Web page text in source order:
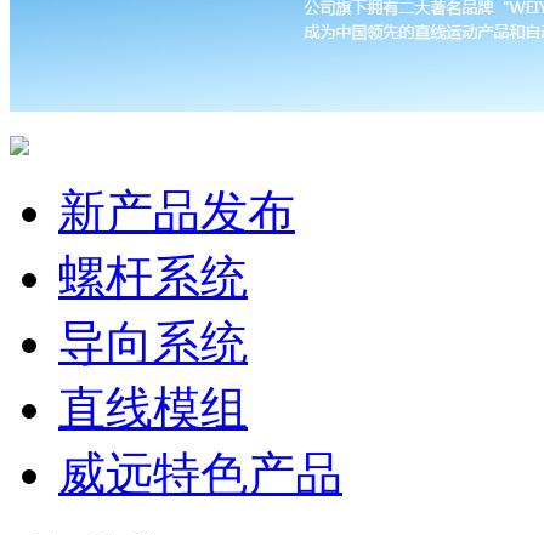
新产品发布
螺杆系统
导向系统
直线模组
威远特色产品